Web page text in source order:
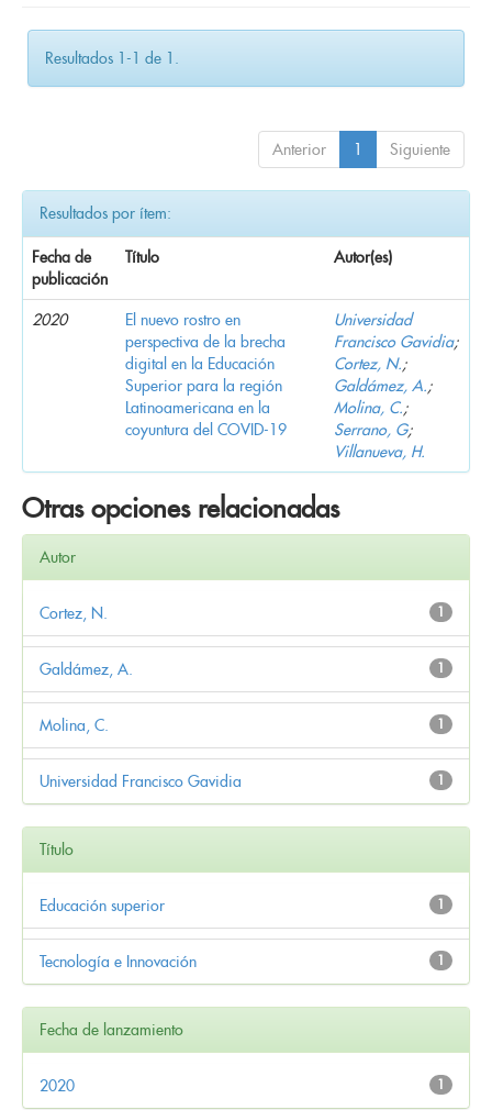
Resultados 1-1 de 1.
Anterior 1 Siguiente
Resultados por ítem:
Fecha de
publicación
Título Autor(es)
2020
El nuevo rostro en
perspectiva de la brecha
digital en la Educación
Superior para la región
Latinoamericana en la
coyuntura del COVID-19
Universidad
Francisco Gavidia;
Cortez, N.;
Galdámez, A.;
Molina, C.;
Serrano, G;
Villanueva, H.
Otras opciones relacionadas
Autor
1
Cortez, N.
1
Galdámez, A.
1
Molina, C.
1
Universidad Francisco Gavidia
Título
1
Educación superior
1
Tecnología e Innovación
Fecha de lanzamiento
1
2020